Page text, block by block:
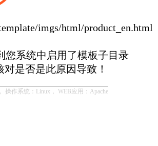
imgs/html/product_en.html
您系统中启用了模板子目录
对是否是此原因导致！
操作系统：Linux， WEB应用：Apache